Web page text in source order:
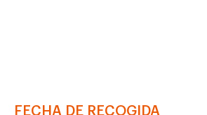
FECHA DE RECOGIDA